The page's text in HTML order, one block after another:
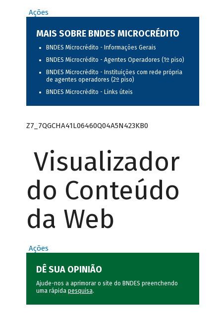
Ações
MAIS SOBRE BNDES MICROCRÉDITO
BNDES Microcrédito - Informações Gerais
BNDES Microcrédito - Agentes Operadores (1º piso)
BNDES Microcrédito - Instituições com rede própria
de agentes operadores (2º piso)
BNDES Microcrédito - Links úteis
Z7_7QGCHA41L06460Q04A5N423KB0
Visualizador
do Conteúdo
da Web
Ações
DÊ SUA OPINIÃO
Ajude-nos a aprimorar o site do BNDES preenchendo
uma rápida pesquisa.